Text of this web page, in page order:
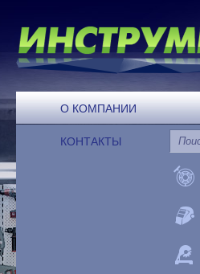
О КОМПАНИИ
КОНТАКТЫ